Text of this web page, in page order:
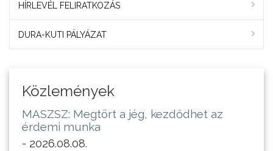
HÍRLEVÉL FELIRATKOZÁS
DURA-KUTI PÁLYÁZAT
Közlemények
MASZSZ: Megtört a jég, kezdődhet az
érdemi munka
- 2026.08.08.